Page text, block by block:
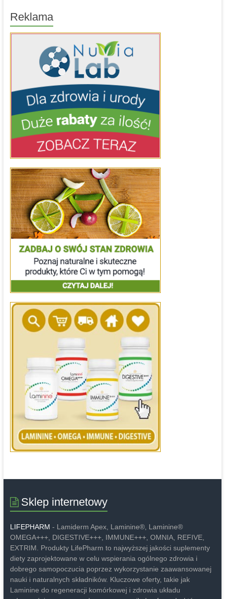
Reklama
Sklep internetowy
LIFEPHARM - Lamiderm Apex, Laminine®, Laminine®
OMEGA+++, DIGESTIVE+++, IMMUNE+++, OMNIA, REFIVE,
EXTRIM. Produkty LifePharm to najwyższej jakości suplementy
diety zaprojektowane w celu wspierania ogólnego zdrowia i
dobrego samopoczucia poprzez wykorzystanie zaawansowanej
nauki i naturalnych składników. Kluczowe oferty, takie jak
Laminine do regeneracji komórkowej i zdrowia układu